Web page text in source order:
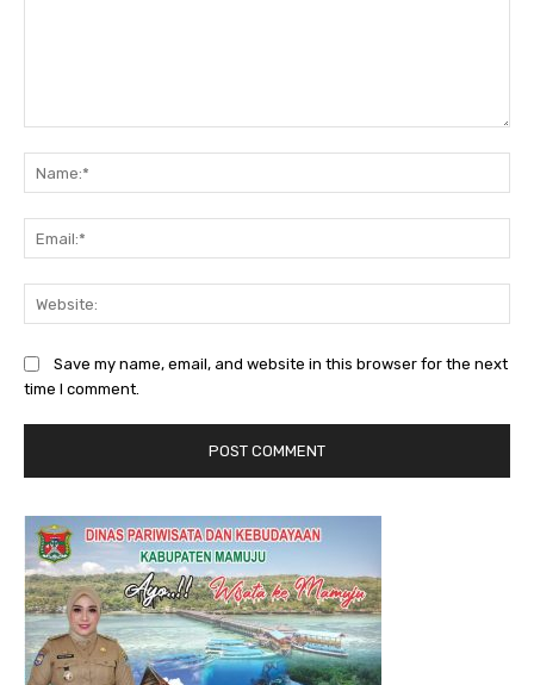
Save my name, email, and website in this browser for the next
time I comment.